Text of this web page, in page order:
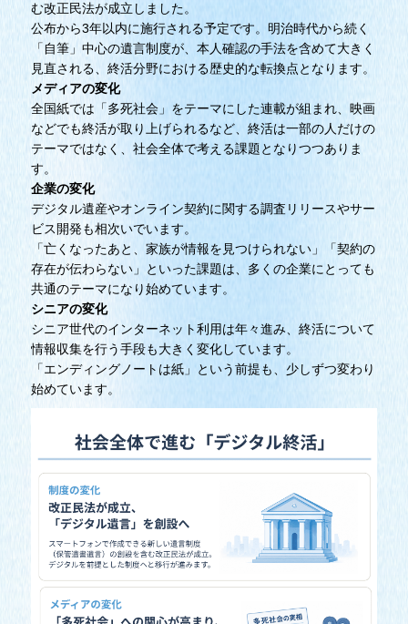
む改正民法が成立しました。
公布から3年以内に施行される予定です。明治時代から続く
「自筆」中心の遺言制度が、本人確認の手法を含めて大きく
見直される、終活分野における歴史的な転換点となります。
メディアの変化
全国紙では「多死社会」をテーマにした連載が組まれ、映画
などでも終活が取り上げられるなど、終活は一部の人だけの
テーマではなく、社会全体で考える課題となりつつありま
す。
企業の変化
デジタル遺産やオンライン契約に関する調査リリースやサー
ビス開発も相次いでいます。
「亡くなったあと、家族が情報を見つけられない」「契約の
存在が伝わらない」といった課題は、多くの企業にとっても
共通のテーマになり始めています。
シニアの変化
シニア世代のインターネット利用は年々進み、終活について
情報収集を行う手段も大きく変化しています。
「エンディングノートは紙」という前提も、少しずつ変わり
始めています。